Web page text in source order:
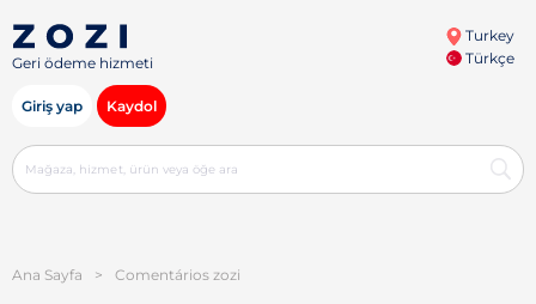
Geri ödeme hizmeti
Turkey
Türkçe
Giriş yap Kaydol
Ana Sayfa > Comentários zozi